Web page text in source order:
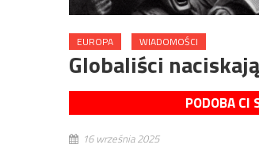
EUROPA WIADOMOŚCI
Globaliści
PODOBA CI
16 września 2025